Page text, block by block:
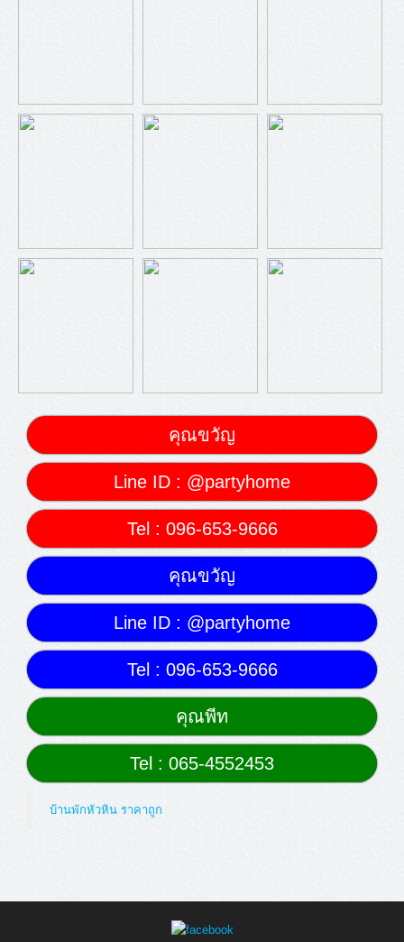
คุณขวัญ
Line ID : @partyhome
Tel : 096-653-9666
คุณขวัญ
Line ID : @partyhome
Tel : 096-653-9666
คุณพีท
Tel : 065-4552453
บ้านพักหัวหิน ราคาถูก